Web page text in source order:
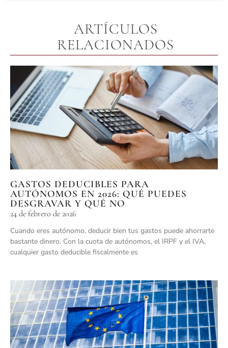
ARTÍCULOS
RELACIONADOS
GASTOS DEDUCIBLES PARA
AUTÓNOMOS EN 2026: QUÉ PUEDES
DESGRAVAR Y QUÉ NO
24 de febrero de 2026
Cuando eres autónomo, deducir bien tus gastos puede ahorrarte
bastante dinero. Con la cuota de autónomos, el IRPF y el IVA,
cualquier gasto deducible fiscalmente es